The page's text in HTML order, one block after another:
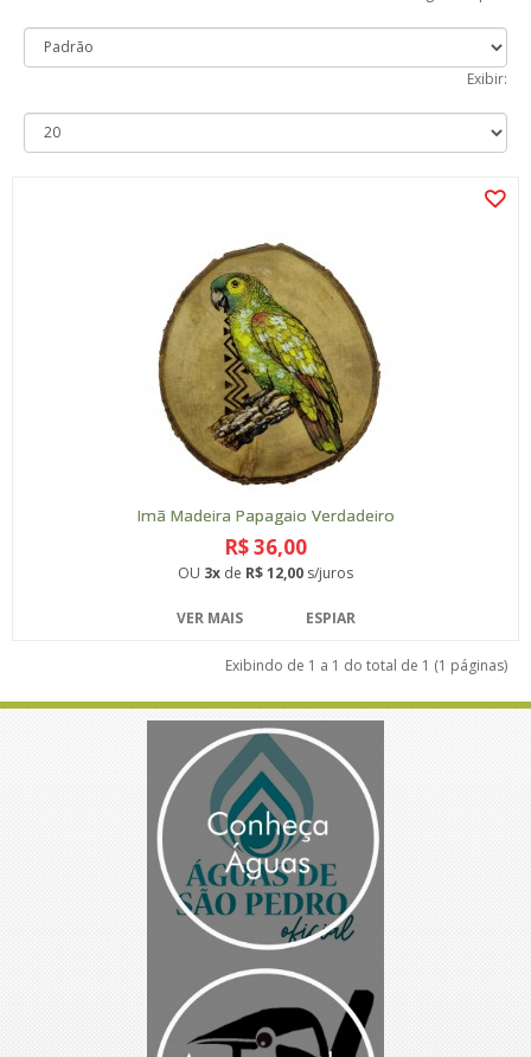
Exibir:
Imã Madeira Papagaio Verdadeiro
R$ 36,00
OU 3x de R$ 12,00 s/juros
VER MAIS ESPIAR
Exibindo de 1 a 1 do total de 1 (1 páginas)